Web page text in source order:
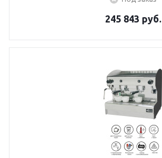
245 843 руб.